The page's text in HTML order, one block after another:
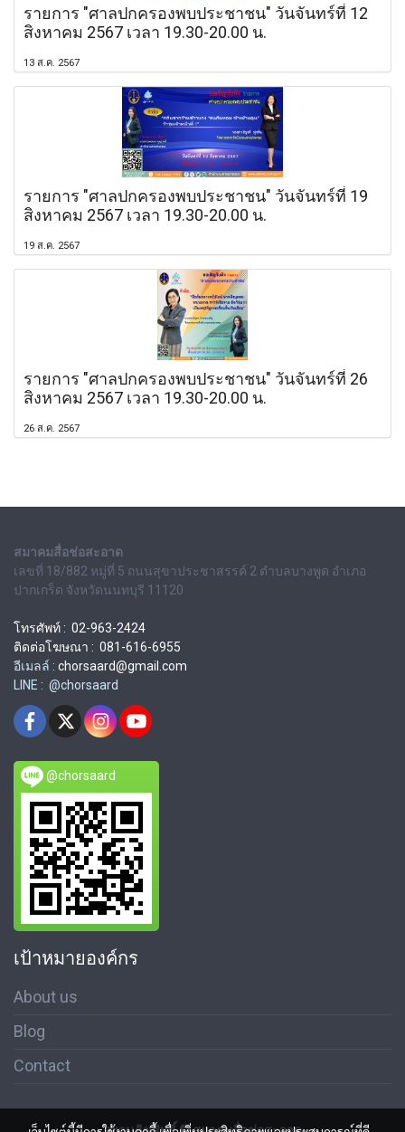
รายการ "ศาลปกครองพบประชาชน" วันจันทร์ที่ 12
สิงหาคม 2567 เวลา 19.30-20.00 น.
13 ส.ค. 2567
รายการ "ศาลปกครองพบประชาชน" วันจันทร์ที่ 19
สิงหาคม 2567 เวลา 19.30-20.00 น.
19 ส.ค. 2567
รายการ "ศาลปกครองพบประชาชน" วันจันทร์ที่ 26
สิงหาคม 2567 เวลา 19.30-20.00 น.
26 ส.ค. 2567
สมาคมสื่อช่อสะอาด
เลขที่ 18/882 หมู่ที่ 5 ถนนสุขาประชาสรรค์ 2 ตำบลบางพูด อำเภอ
ปากเกร็ด จังหวัดนนทบุรี 11120
โทรศัพท์ : 02-963-2424
ติดต่อโฆษณา : 081-616-6955
อีเมลล์ : chorsaard@gmail.com
LINE : @chorsaard
@chorsaard
เป้าหมายองค์กร
About us
Blog
Contact